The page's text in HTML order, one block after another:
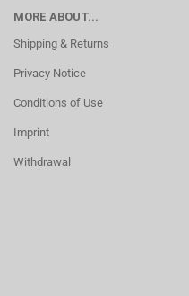
MORE ABOUT...
Shipping & Returns
Privacy Notice
Conditions of Use
Imprint
Withdrawal